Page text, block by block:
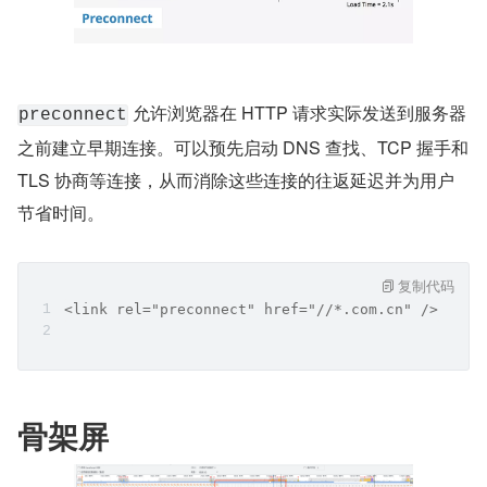
preconnect 允许浏览器在 HTTP 请求实际发送到服务器
之前建立早期连接。可以预先启动 DNS 查找、TCP 握手和
TLS 协商等连接，从而消除这些连接的往返延迟并为用户
节省时间。
<link rel="preconnect" href="//*.com.cn" />
复制代码
骨架屏